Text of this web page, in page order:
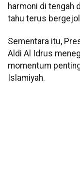
harmoni di tengah
tahu terus
Sementara itu,
Aldi Al Idrus
momentum
Islamiyah.